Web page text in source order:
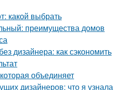
какой выбрать
преимущества домов
дизайнера: как сэкономить
объединяет
дизайнеров: что я узнала